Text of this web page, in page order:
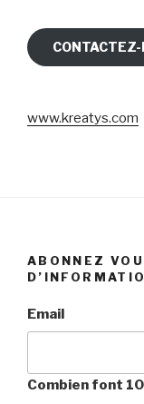
www.kreatys.com
ABONNEZ
Email
Combien font 10